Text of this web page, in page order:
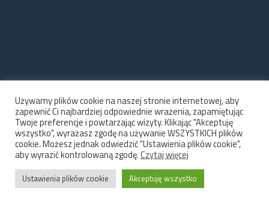
© 2026 Dolnośląski Młodzieżowy Ośrodek Wychowawczy im. Marii Grzegorzewskiej w
Używamy plików cookie na naszej stronie internetowej, aby
zapewnić Ci najbardziej odpowiednie wrażenia, zapamiętując
Twoje preferencje i powtarzając wizyty. Klikając "Akceptuję
wszystko", wyrażasz zgodę na używanie WSZYSTKICH plików
cookie. Możesz jednak odwiedzić "Ustawienia plików cookie",
aby wyrazić kontrolowaną zgodę.Czytaj więcej
Ustawienia plików cookie Akceptuję wszystko